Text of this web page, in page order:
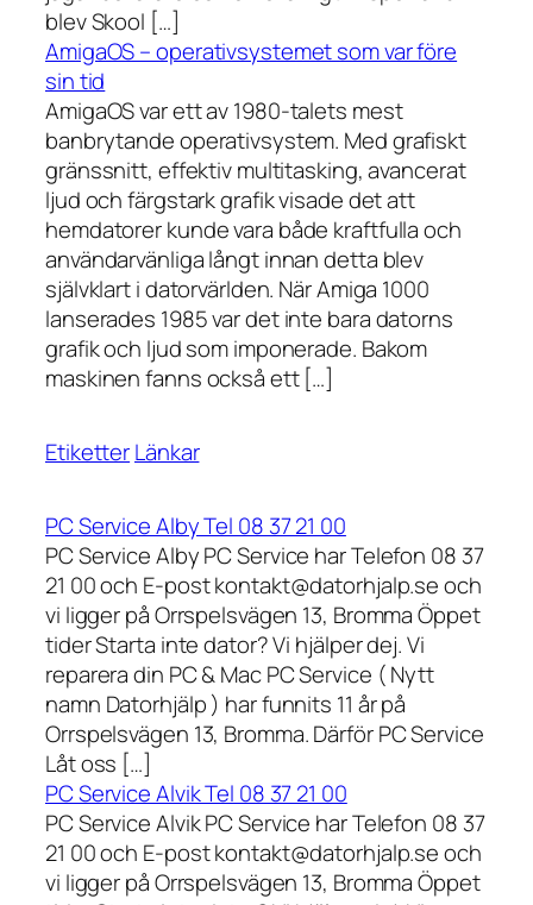
blev Skool […]
AmigaOS – operativsystemet som var före
sin tid
AmigaOS var ett av 1980-talets mest
banbrytande operativsystem. Med grafiskt
gränssnitt, effektiv multitasking, avancerat
ljud och färgstark grafik visade det att
hemdatorer kunde vara både kraftfulla och
användarvänliga långt innan detta blev
självklart i datorvärlden. När Amiga 1000
lanserades 1985 var det inte bara datorns
grafik och ljud som imponerade. Bakom
maskinen fanns också ett […]
EtiketterLänkar
PC Service Alby Tel 08 37 21 00
PC Service Alby PC Service har Telefon 08 37
21 00 och E-post kontakt@datorhjalp.se och
vi ligger på Orrspelsvägen 13, Bromma Öppet
tider Starta inte dator? Vi hjälper dej. Vi
reparera din PC & Mac PC Service ( Nytt
namn Datorhjälp ) har funnits 11 år på
Orrspelsvägen 13, Bromma. Därför PC Service
Låt oss […]
PC Service Alvik Tel 08 37 21 00
PC Service Alvik PC Service har Telefon 08 37
21 00 och E-post kontakt@datorhjalp.se och
vi ligger på Orrspelsvägen 13, Bromma Öppet